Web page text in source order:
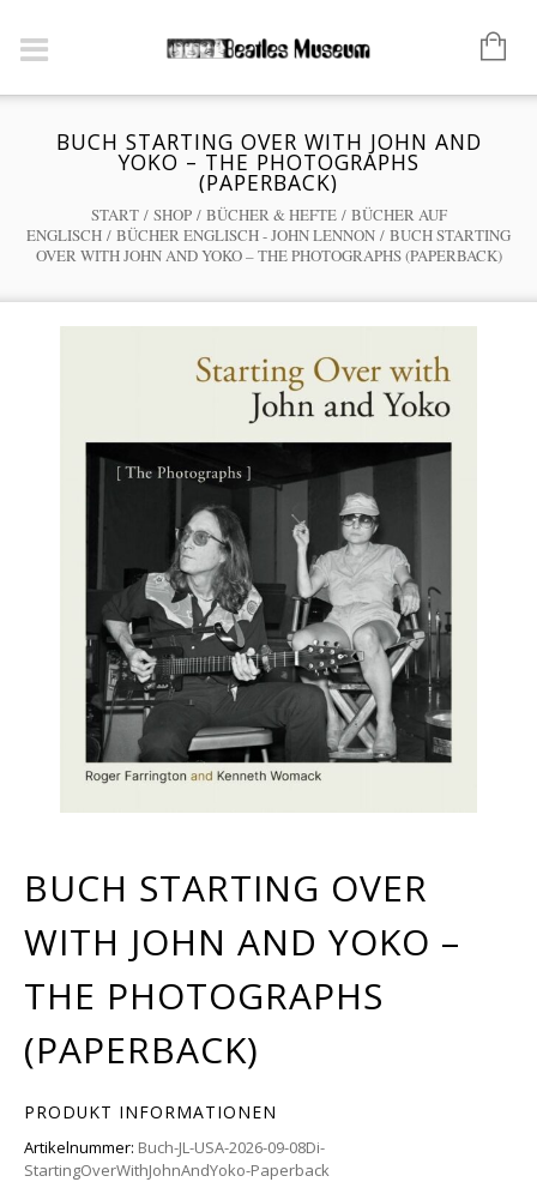
BUCH STARTING OVER WITH JOHN AND
YOKO – THE PHOTOGRAPHS
(PAPERBACK)
START/ SHOP/ BÜCHER & HEFTE/ BÜCHER AUF
ENGLISCH / BÜCHER ENGLISCH - JOHN LENNON / BUCH STARTING
OVER WITH JOHN AND YOKO – THE PHOTOGRAPHS (PAPERBACK)
BUCH STARTING OVER
WITH JOHN AND YOKO –
THE PHOTOGRAPHS
(PAPERBACK)
PRODUKT INFORMATIONEN
Artikelnummer: Buch-JL-USA-2026-09-08Di-
StartingOverWithJohnAndYoko-Paperback